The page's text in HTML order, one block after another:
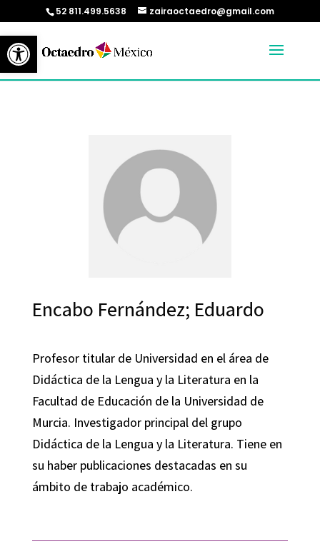
Abrir barra de herramientas
52 811.499.5638 zairaoctaedro@gmail.com
Encabo Fernández; Eduardo
Profesor titular de Universidad en el área de
Didáctica de la Lengua y la Literatura en la
Facultad de Educación de la Universidad de
Murcia. Investigador principal del grupo
Didáctica de la Lengua y la Literatura. Tiene en
su haber publicaciones destacadas en su
ámbito de trabajo académico.